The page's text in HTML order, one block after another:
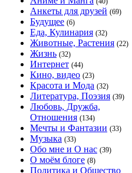
Анкеты для друзей (69)
Будущее (6)
Еда, Кулинария (32)
Животные, Растения (22)
Жизнь (32)
Интернет (44)
Кино, видео (23)
Красота и Мода (32)
Литература, Поэзия (39)
Любовь, Дружба,
Отношения (134)
Мечты и Фантазии (33)
Музыка (33)
Обо мне и О нас (39)
О моём блоге (8)
Политика и Общество